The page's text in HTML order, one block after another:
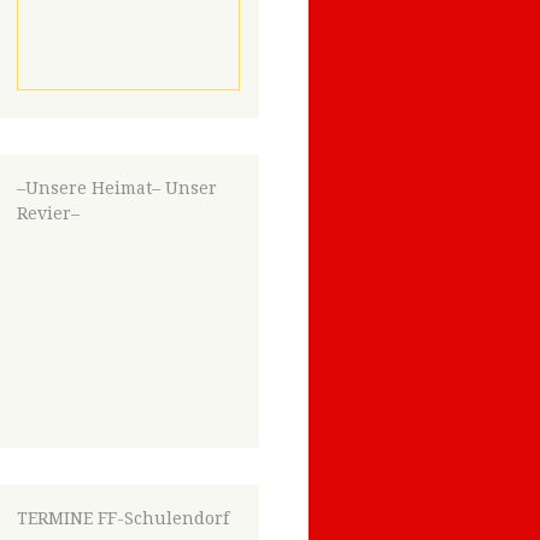
–Unsere Heimat– Unser
Revier–
TERMINE FF-Schulendorf